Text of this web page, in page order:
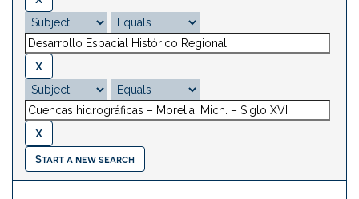
Start a new search